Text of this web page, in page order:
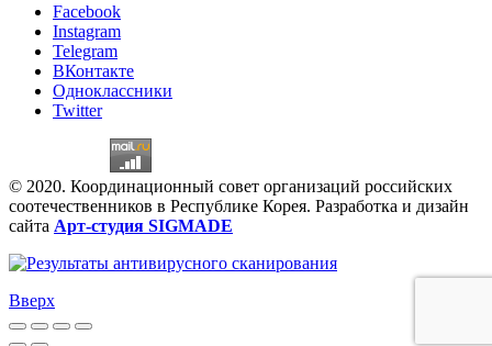
Facebook
Instagram
Telegram
ВКонтакте
Одноклассники
Twitter
© 2020. Координационный совет организаций российских
соотечественников в Республике Корея. Разработка и дизайн
сайта Арт-студия SIGMADE
Вверх